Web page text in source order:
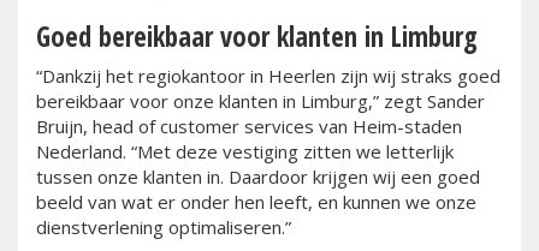
Goed bereikbaar voor klanten in Limburg
“Dankzij het regiokantoor in Heerlen zijn wij straks goed
bereikbaar voor onze klanten in Limburg,” zegt Sander
Bruijn, head of customer services van Heim-staden
Nederland. “Met deze vestiging zitten we letterlijk
tussen onze klanten in. Daardoor krijgen wij een goed
beeld van wat er onder hen leeft, en kunnen we onze
dienstverlening optimaliseren.”